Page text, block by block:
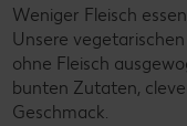
Weniger Fleisch
Unsere
ohne Fleisch
bunten Zutaten,
Geschmack.